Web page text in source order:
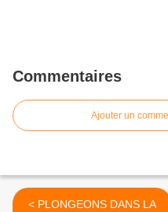
Commentaires
Ajouter un
< PLONGEONS DANS LA